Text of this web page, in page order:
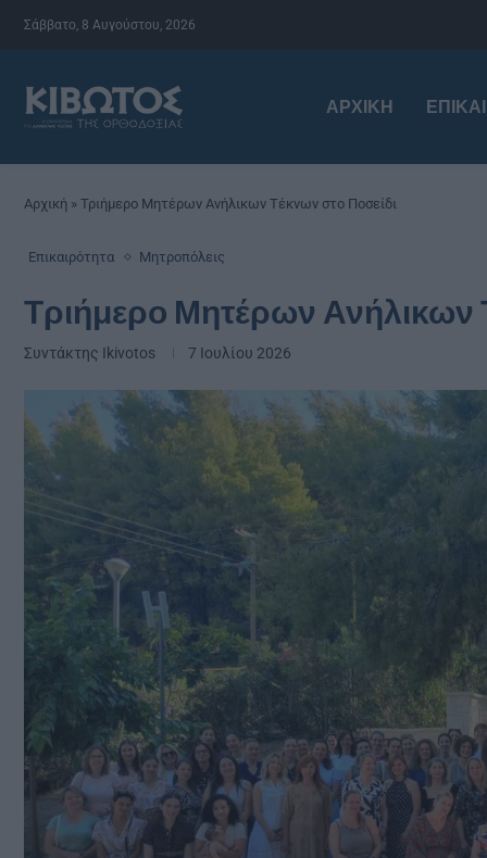
Σάββατο, 8 Αυγούστου, 2026
ΑΡΧΙΚΉ
Αρχική » Τριήμερο Μητέρων Ανήλικων Τέκνων στο Ποσείδι
Επικαιρότητα Μητροπόλεις
Τριήμερο Μητέρων Ανήλικων
Συντάκτης Ikivotos 7 Ιουλίου 2026